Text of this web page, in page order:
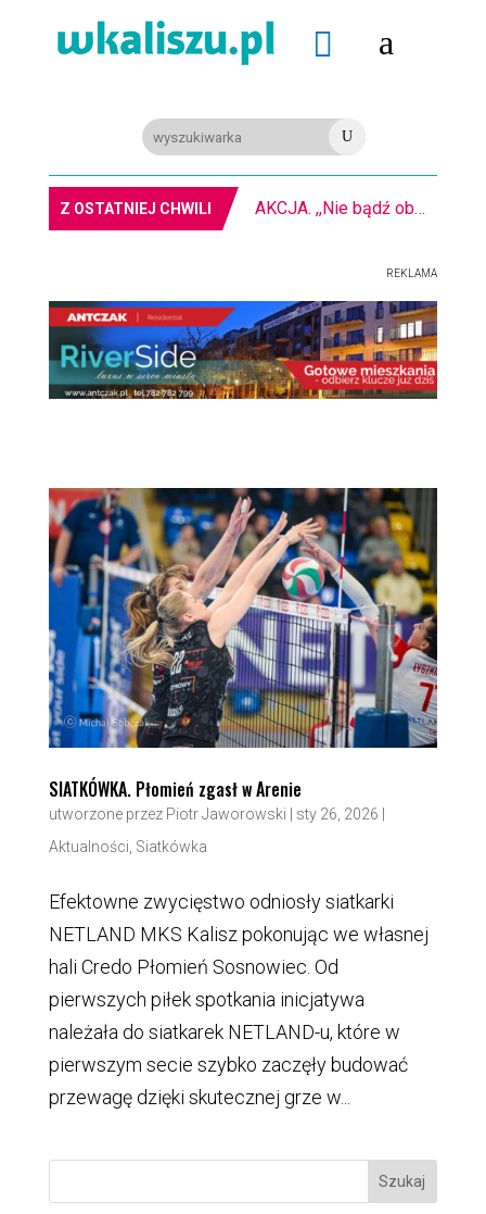
 a
U
Z OSTATNIEJ CHWILI AKCJA. ,,Nie bądź obojętny” na kaliskim rynku
REKLAMA
SIATKÓWKA. Płomień zgasł w Arenie
utworzone przez Piotr Jaworowski sty 26, 2026
Aktualności, Siatkówka
Efektowne zwycięstwo odniosły siatkarki
NETLAND MKS Kalisz pokonując we własnej
hali Credo Płomień Sosnowiec. Od
pierwszych piłek spotkania inicjatywa
należała do siatkarek NETLAND-u, które w
pierwszym secie szybko zaczęły budować
przewagę dzięki skutecznej grze w...
Szukaj